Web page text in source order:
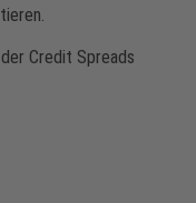
Credit Spreads